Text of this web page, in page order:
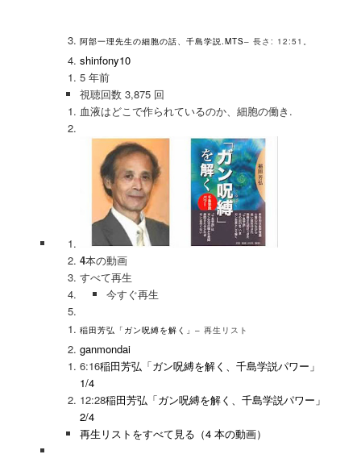
阿部一理先生の細胞の話、千島学説.MTS– 長さ: 12:51。
shinfony10
5 年前
視聴回数 3,875 回
血液はどこで作られているのか、細胞の働き.
4本の動画
すべて再生
今すぐ再生
稲田芳弘「ガン呪縛を解く」– 再生リスト
ganmondai
6:16稲田芳弘「ガン呪縛を解く、千島学説パワー」
1/4
12:28稲田芳弘「ガン呪縛を解く、千島学説パワー」
2/4
再生リストをすべて見る（4 本の動画）